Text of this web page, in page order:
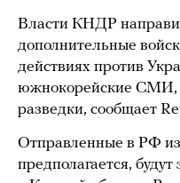
Власти КНДР
дополнительные
действиях против
южнокорейские СМИ,
разведки, сообщает
Отправленные в РФ
предполагается,